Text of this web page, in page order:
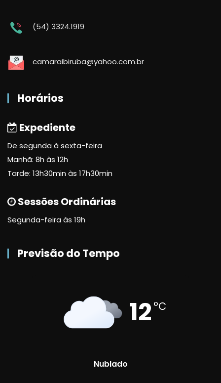
(54) 3324.1919
camaraibiruba@yahoo.com.br
Horários
Expediente
De segunda à sexta-feira
Manhã: 8h às 12h
Tarde: 13h30min às 17h30min
Sessões Ordinárias
Segunda-feira às 19h
Previsão do Tempo
12 °C
Nublado